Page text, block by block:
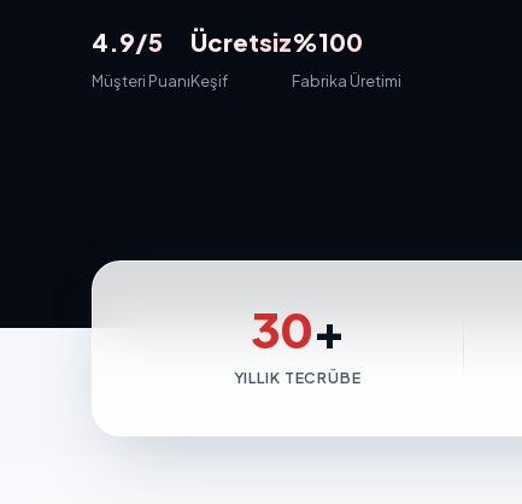
4.9/5
Müşteri Puanı
Ücretsiz
Keşif
%100
Fabrika Üretimi
30+
YILLIK TECRÜBE